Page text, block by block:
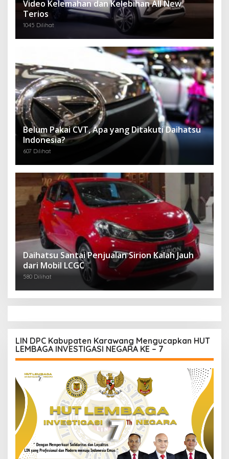
Video Kelemahan dan Kelebihan All New
Terios
1045 Dilihat
Belum Pakai CVT, Apa yang Ditakuti Daihatsu
Indonesia?
607 Dilihat
Daihatsu Santai Penjualan Sirion Kalah Jauh
dari Mobil LCGC
580 Dilihat
LIN DPC Kabupaten Karawang Mengucapkan HUT
LEMBAGA INVESTIGASI NEGARA KE – 7